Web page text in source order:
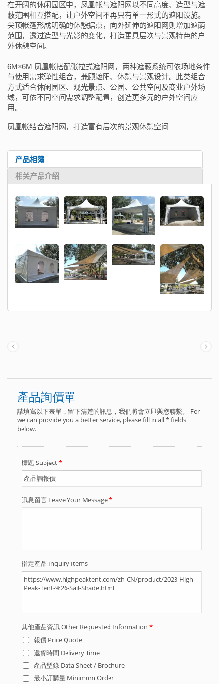
在开阔的休闲园区中，凤凰帐与遮阳网以不同高度、造型与遮
蔽范围相互搭配，让户外空间不再只有单一形式的遮阳设施。
尖顶帐篷形成明确的休憩据点，向外延伸的遮阳网则增加遮荫
范围，透过造型与光影的变化，打造更具层次与景观特色的户
外休憩空间。
6M×6M 凤凰帐搭配张拉式遮阳网，两种遮蔽系统可依场地条件
与使用需求弹性组合，兼顾遮阳、休憩与景观设计。此类组合
方式适合休闲园区、观光景点、公园、公共空间及商业户外场
域，可依不同空间需求调整配置，创造更多元的户外空间应
用。
凤凰帐结合遮阳网，打造富有层次的景观休憩空间
产品相簿
相关产品介绍